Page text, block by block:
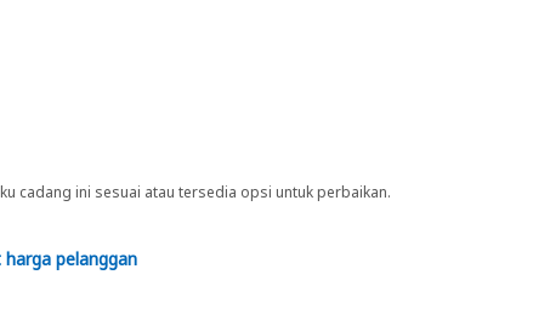
cadang ini sesuai atau tersedia opsi untuk perbaikan.
pelanggan